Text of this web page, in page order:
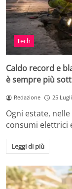
Tech
Caldo record e
è sempre più
Redazione 25
Ogni estate,
consumi elettrici
Leggi di più